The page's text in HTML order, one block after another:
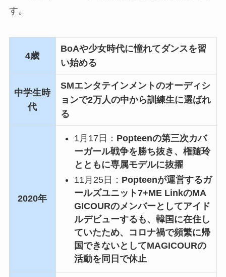
す。
4歳
BoAや少女時代に憧れてダンスを習
い始める
中学生時
代
SMエンタテインメントのオーディシ
ョンで2万人の中から訓練生に選ばれ
る
2020年
1月17日： Popteenの第三次カバ
ーガール戦争を勝ち抜き、権隨玲
とともに専属モデルに抜擢
11月25日： Popteenが運営するガ
ールズユニット7+ME LinkのMA
GICOURのメンバーとしてアイド
ルデビューするも、韓国に在住し
ていたため、コロナ禍で頻繁に帰
国できないとしてMAGICOURの
活動を同日で休止